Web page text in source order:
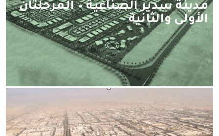
مدينة سدير الصناعية – المرحلتان
الأولى والثانية